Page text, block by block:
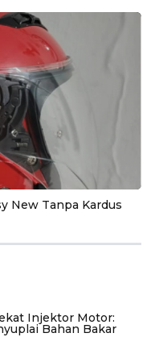
New Tanpa Kardus
Injektor Motor:
Bahan Bakar